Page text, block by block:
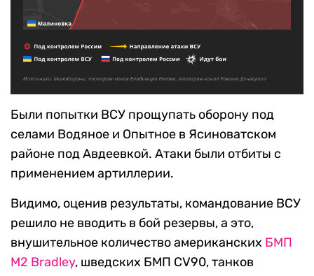
Были попытки ВСУ прощупать оборону под
селами Водяное и Опытное в Ясиноватском
районе под Авдеевкой. Атаки были отбиты с
применением артиллерии.
Видимо, оценив результаты, командование ВСУ
решило не вводить в бой резервы, а это,
внушительное количество американских БМП
М2 Bradley, шведских БМП CV90, танков